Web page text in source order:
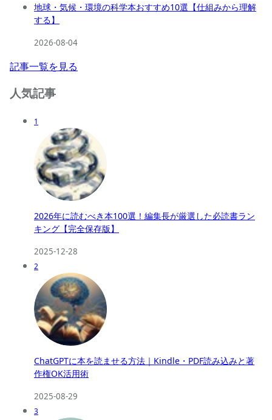
地球・気候・環境の科学本おすすめ10選【仕組みから理解
する】
2026-08-04
記事一覧を見る
人気記事
1
2026年に読むべき本100選！編集長が厳選した必読書ラン
キング【完全保存版】
2025-12-28
2
ChatGPTに本を読ませる方法｜Kindle・PDF読み込みと著
作権OK活用術
2025-08-29
3